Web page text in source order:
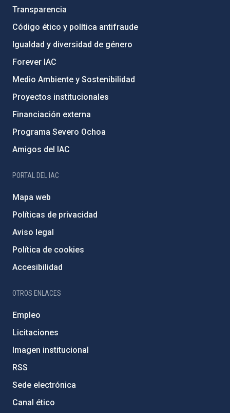
Transparencia
Código ético y política antifraude
Igualdad y diversidad de género
Forever IAC
Medio Ambiente y Sostenibilidad
Proyectos institucionales
Financiación externa
Programa Severo Ochoa
Amigos del IAC
PORTAL DEL IAC
Mapa web
Políticas de privacidad
Aviso legal
Política de cookies
Accesibilidad
OTROS ENLACES
Empleo
Licitaciones
Imagen institucional
RSS
Sede electrónica
Canal ético